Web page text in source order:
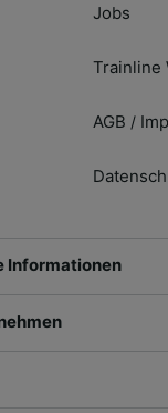
Jobs
Trainline
AGB /
Informationen